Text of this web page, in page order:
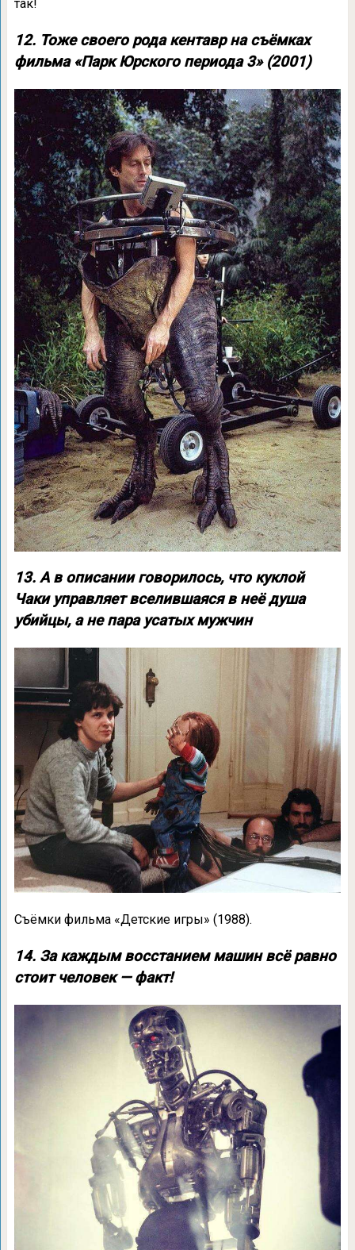
так!
12. Тоже своего рода кентавр на съёмках
фильма «Парк Юрского периода 3» (2001)
13. А в описании говорилось, что куклой
Чаки управляет вселившаяся в неё душа
убийцы, а не пара усатых мужчин
Съёмки фильма «Детские игры» (1988).
14. За каждым восстанием машин всё равно
стоит человек — факт!